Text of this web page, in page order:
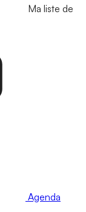
Ma liste de
Agenda